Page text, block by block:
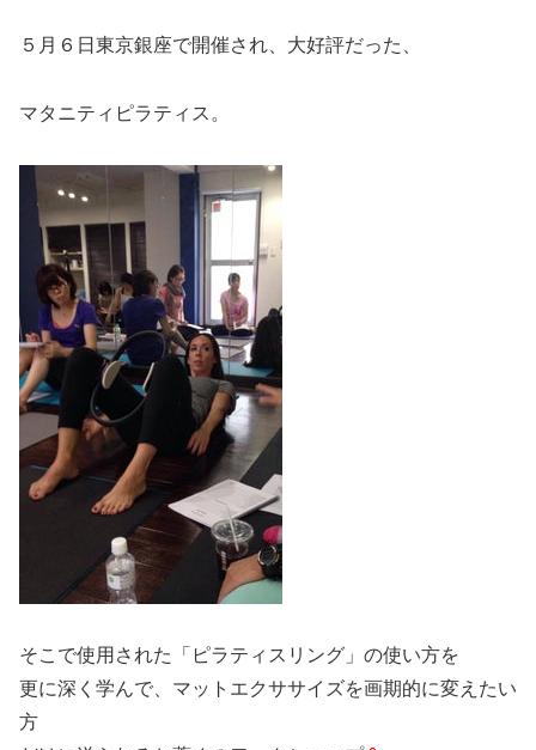
５月６日東京銀座で開催され、大好評だった、
マタニティピラティス。
そこで使用された「ピラティスリング」の使い方を
更に深く学んで、マットエクササイズを画期的に変えたい
方